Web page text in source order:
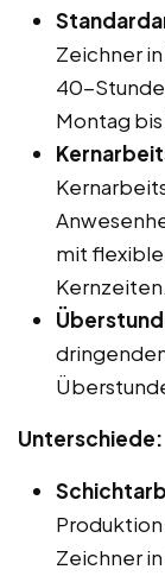
Zeichner
40-
Montag
mit
Kernzeiten.
Unterschiede:
Zeichner